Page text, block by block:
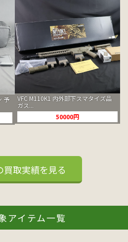
予
VFC M110K1 内外部下スマタイズ品
ガス...
50000円
買取実績を見る
アイテム一覧